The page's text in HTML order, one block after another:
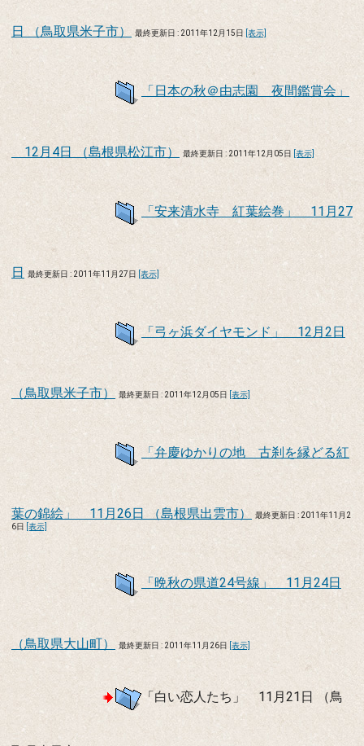
日 （鳥取県米子市） 最終更新日 : 2011年12月15日 [表示]
「日本の秋＠由志園 夜間鑑賞会」
12月4日 （島根県松江市） 最終更新日 : 2011年12月05日 [表示]
「安来清水寺 紅葉絵巻」 11月27
日 最終更新日 : 2011年11月27日 [表示]
「弓ヶ浜ダイヤモンド」 12月2日
（鳥取県米子市） 最終更新日 : 2011年12月05日 [表示]
「弁慶ゆかりの地 古刹を縁どる紅
葉の錦絵」 11月26日 （島根県出雲市）
最終更新日 : 2011年11月2
6日
[表示]
「晩秋の県道24号線」 11月24日
（鳥取県大山町） 最終更新日 : 2011年11月26日 [表示]
「白い恋人たち」 11月21日 （鳥